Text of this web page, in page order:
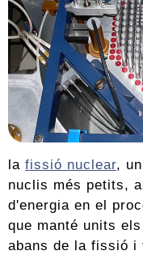
la fissió nuclear,
nuclis més petits,
d'energia en el
que manté units
abans de la fissió i